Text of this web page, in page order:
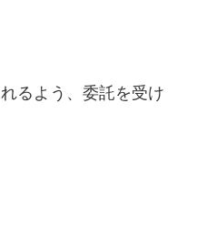
るよう、委託を受け